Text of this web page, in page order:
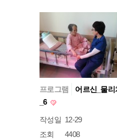
프로그램
어르신_물리
_6
작성일 12-29
조회
4408